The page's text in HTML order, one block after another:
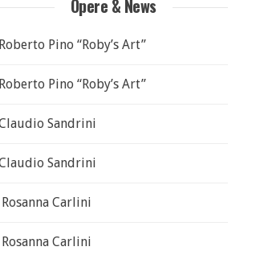
Opere & News
Roberto Pino “Roby’s Art”
Roberto Pino “Roby’s Art”
Sandrini
Sandrini
Rosanna Carlini
Rosanna Carlini